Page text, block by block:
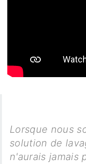
Lorsque nous
solution de
n'aurais jamais